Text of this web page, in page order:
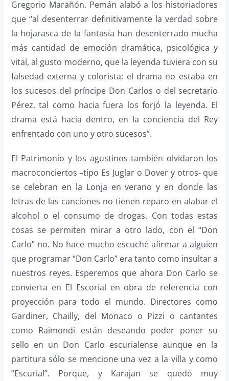
Gregorio Marañón. Pemán alabó a los historiadores
que “al desenterrar definitivamente la verdad sobre
la hojarasca de la fantasía han desenterrado mucha
más cantidad de emoción dramática, psicológica y
vital, al gusto moderno, que la leyenda tuviera con su
falsedad externa y colorista; el drama no estaba en
los sucesos del príncipe Don Carlos o del secretario
Pérez, tal como hacia fuera los forjó la leyenda. El
drama está hacia dentro, en la conciencia del Rey
enfrentado con uno y otro sucesos”.
El Patrimonio y los agustinos también olvidaron los
macroconciertos –tipo Es Juglar o Dover y otros- que
se celebran en la Lonja en verano y en donde las
letras de las canciones no tienen reparo en alabar el
alcohol o el consumo de drogas. Con todas estas
cosas se permiten mirar a otro lado, con el “Don
Carlo” no. No hace mucho escuché afirmar a alguien
que programar “Don Carlo” era tanto como insultar a
nuestros reyes. Esperemos que ahora Don Carlo se
convierta en El Escorial en obra de referencia con
proyección para todo el mundo. Directores como
Gardiner, Chailly, del Monaco o Pizzi o cantantes
como Raimondi están deseando poder poner su
sello en un Don Carlo escurialense aunque en la
partitura sólo se mencione una vez a la villa y como
“Escurial”. Porque, y Karajan se quedó muy